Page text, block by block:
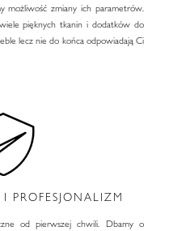
możliwość zmiany ich parametrów.
pięknych tkanin i dodatków do
lecz nie do końca odpowiadają Ci
PROFESJONALIZM
od pierwszej chwili. Dbamy o